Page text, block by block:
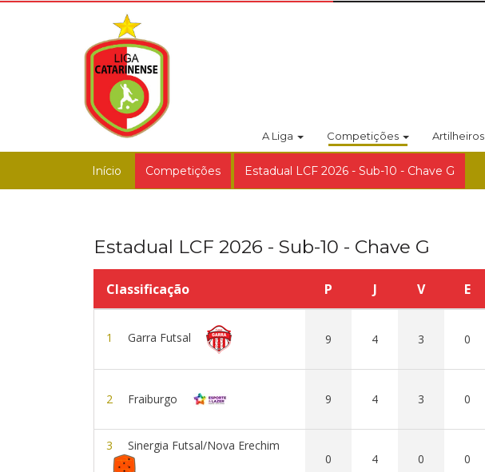
A Liga Competições Artilheiros
Início Competições Estadual LCF 2026 - Sub-10 - Chave G
Estadual LCF 2026 - Sub-10 - Chave G
Classificação P J V E
1 Garra Futsal 9 4 3 0
2 Fraiburgo 9 4 3 0
3
Sinergia Futsal/Nova Erechim
0
4 0 0